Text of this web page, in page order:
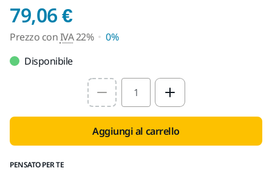
79,06 €Prezzo con IVA 22%
Prezzo conIVA22%
0%
Disponibile
Select quantity value
Aggiungi al carrello
PENSATO PER TE